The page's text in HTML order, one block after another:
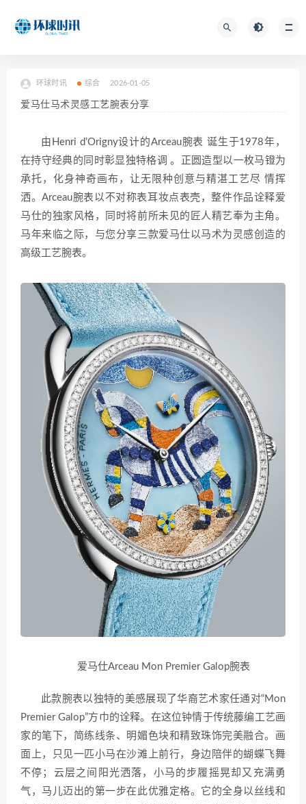
环球时讯 综合 2026-01-05
爱马仕马术灵感工艺腕表分享
由Henri d’Origny设计的Arceau腕表 诞生于1978年，
在持守经典的同时彰显独特格调 。正圆造型以一枚马镫为
承托，化身神奇画布，让无限种创意与精湛工艺尽 情挥
洒。Arceau腕表以不对称表耳妆点表壳，整件作品诠释爱
马仕的独家风格，同时将前所未见的匠人精艺奉为主角。
马年来临之际，与您分享三款爱马仕以马术为灵感创造的
高级工艺腕表。
爱马仕Arceau Mon Premier Galop腕表
此款腕表以独特的美感展现了华裔艺术家任通对“Mon
Premier Galop”方巾的诠释。在这位钟情于传统藤编工艺画
家的笔下，简练线条、明媚色块和精致珠饰完美融合。画
面上，只见一匹小马在沙滩上前行，身边陪伴的蝴蝶飞舞
不停；云层之间阳光洒落，小马的步履摇晃却又充满勇
气，马儿迈出的第一步在此优雅定格。它的全身以丝线和